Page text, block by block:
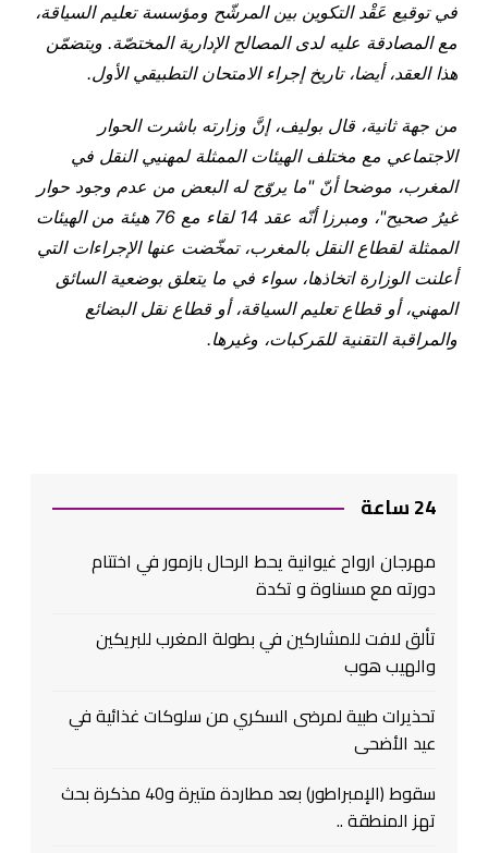
في توقيع عَقْد التكوين بين المرشّح ومؤسسة تعليم السياقة،
مع المصادقة عليه لدى المصالح الإدارية المختصّة. ويتضمّن
هذا العقد، أيضا، تاريخ إجراء الامتحان التطبيقي الأول.
من جهة ثانية، قال بوليف، إنَّ وزارته باشرت الحوار
الاجتماعي مع مختلف الهيئات الممثلة لمهنيي النقل في
المغرب، موضحا أنّ "ما يروّج له البعض من عدم وجود حوار
غيرُ صحيح"، ومبرزا أنّه عقد 14 لقاء مع 76 هيئة من الهيئات
الممثلة لقطاع النقل بالمغرب، تمخّضت عنها الإجراءات التي
أعلنت الوزارة اتخاذها، سواء في ما يتعلق بوضعية السائق
المهني، أو قطاع تعليم السياقة، أو قطاع نقل البضائع
والمراقبة التقنية للمَركبات، وغيرها.
24 ساعة
مهرجان ارواح غيوانية يحط الرحال بازمور في اختتام
دورته مع مسناوة و تكدة
تألق لافت للمشاركين في بطولة المغرب للبريكين
والهيب هوب
تحذيرات طبية لمرضى السكري من سلوكات غذائية في
عيد الأضحى
سقوط (الإمبراطور) بعد مطاردة متيرة و40 مذكرة بحث
تهز المنطقة ..